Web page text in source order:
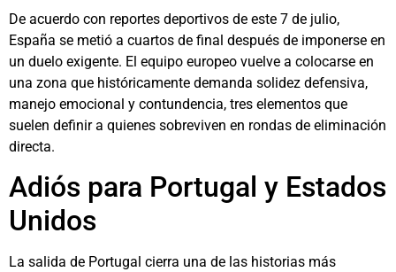
De acuerdo con reportes deportivos de este 7 de julio,
España se metió a cuartos de final después de imponerse en
un duelo exigente. El equipo europeo vuelve a colocarse en
una zona que históricamente demanda solidez defensiva,
manejo emocional y contundencia, tres elementos que
suelen definir a quienes sobreviven en rondas de eliminación
directa.
Adiós para Portugal y Estados
Unidos
La salida de Portugal cierra una de las historias más